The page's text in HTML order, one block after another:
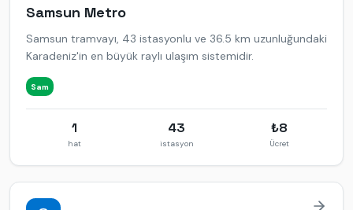
Samsun Metro
Samsun tramvayı, 43 istasyonlu ve 36.5 km uzunluğundaki
Karadeniz'in en büyük raylı ulaşım sistemidir.
Sam
1
hat
43
istasyon
₺8
Ücret